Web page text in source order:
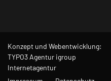
Konzept und Webentwicklung:
TYPO3 Agentur igroup
Internetagentur